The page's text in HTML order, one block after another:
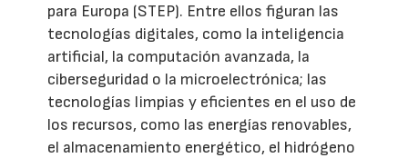
para Europa (STEP). Entre ellos figuran las
tecnologías digitales, como la inteligencia
artificial, la computación avanzada, la
ciberseguridad o la microelectrónica; las
tecnologías limpias y eficientes en el uso de
los recursos, como las energías renovables,
el almacenamiento energético, el hidrógeno